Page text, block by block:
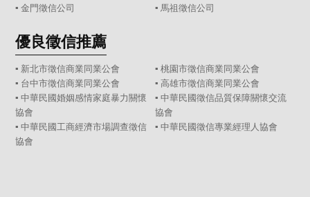
▪金門徵信公司 ▪ 馬祖徵信公司
優良徵信推薦
▪ 新北市徵信商業同業公會
▪ 桃園市徵信商業同業公會
▪ 台中市徵信商業同業公會
▪ 高雄市徵信商業同業公會
▪ 中華民國婚姻感情家庭暴力關懷
協會
▪ 中華民國徵信品質保障關懷交流
協會
▪ 中華民國工商經濟市場調查徵信
協會
▪ 中華民國徵信專業經理人協會